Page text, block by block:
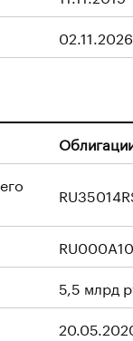
02.11.2026
5,5 млрд